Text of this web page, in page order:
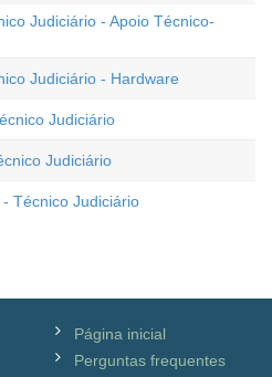
Judiciário - Apoio Técnico-
Judiciário - Hardware
Judiciário
Judiciário
Técnico Judiciário
Página inicial
Perguntas frequentes